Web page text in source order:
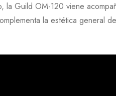
la Guild OM-120 viene
la estética general